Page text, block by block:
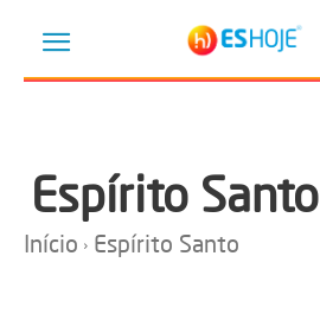
Espírito Santo
Início Espírito Santo